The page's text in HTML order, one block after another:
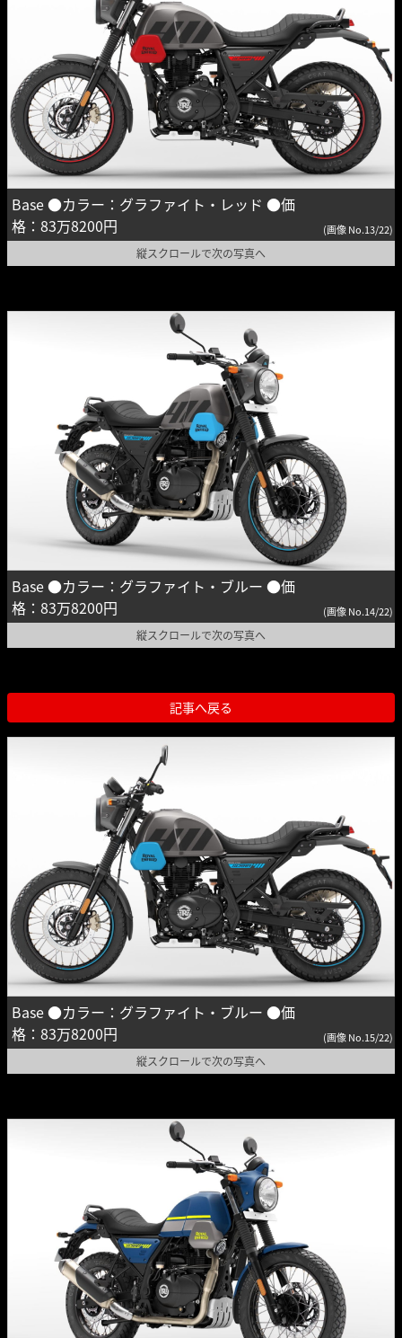
Base ●カラー：グラファイト・レッド ●価
格：83万8200円
(画像 No.13/22)
縦スクロールで次の写真へ
Base ●カラー：グラファイト・ブルー ●価
格：83万8200円
(画像 No.14/22)
縦スクロールで次の写真へ
記事へ戻る
Base ●カラー：グラファイト・ブルー ●価
格：83万8200円
(画像 No.15/22)
縦スクロールで次の写真へ